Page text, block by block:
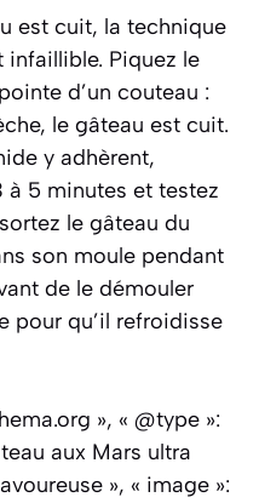
est cuit, la technique
infaillible. Piquez le
d’un couteau :
le gâteau est cuit.
y adhèrent,
à 5 minutes et testez
le gâteau du
son moule pendant
de le démouler
pour qu’il refroidisse
», « @type »:
aux Mars ultra
», « image »: